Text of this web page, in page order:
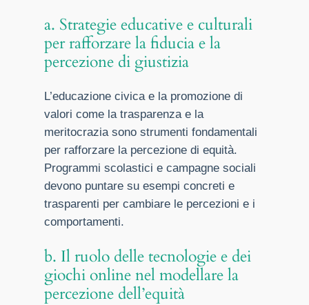
a. Strategie educative e culturali
per rafforzare la fiducia e la
percezione di giustizia
L’educazione civica e la promozione di
valori come la trasparenza e la
meritocrazia sono strumenti fondamentali
per rafforzare la percezione di equità.
Programmi scolastici e campagne sociali
devono puntare su esempi concreti e
trasparenti per cambiare le percezioni e i
comportamenti.
b. Il ruolo delle tecnologie e dei
giochi online nel modellare la
percezione dell’equità